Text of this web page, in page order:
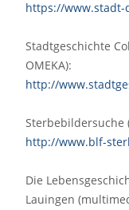
https://
Stadtgeschichte
OMEKA):
http://
Sterbebildersuche
http://www.blf-
Die
Lauingen